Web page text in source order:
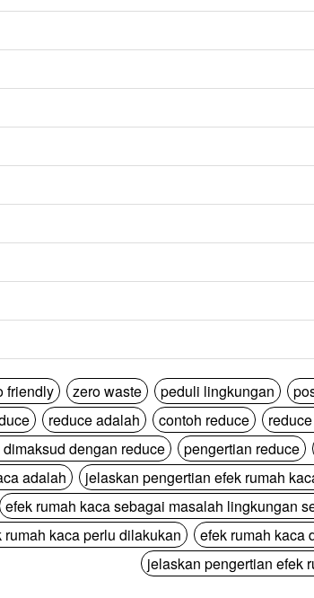
friendly zero waste peduli lingkungan
reduce adalah contoh reduce
dengan reduce pengertian reduce
adalah
jelaskan pengertian efek rumah
efek rumah kaca sebagai masalah lingkungan
kaca perlu dilakukan efek rumah kaca
jelaskan pengertian efek